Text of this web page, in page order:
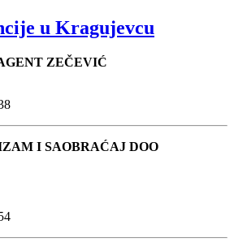
u Kragujevcu
ZEČEVIĆ
I SAOBRAĆAJ DOO